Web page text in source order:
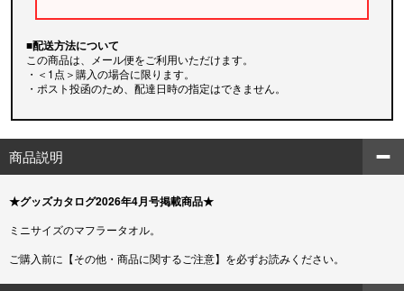
■配送方法について
この商品は、メール便をご利用いただけます。
・＜1点＞購入の場合に限ります。
・ポスト投函のため、配達日時の指定はできません。
商品説明
★グッズカタログ2026年4月号掲載商品★
ミニサイズのマフラータオル。
ご購入前に【その他・商品に関するご注意】を必ずお読みください。